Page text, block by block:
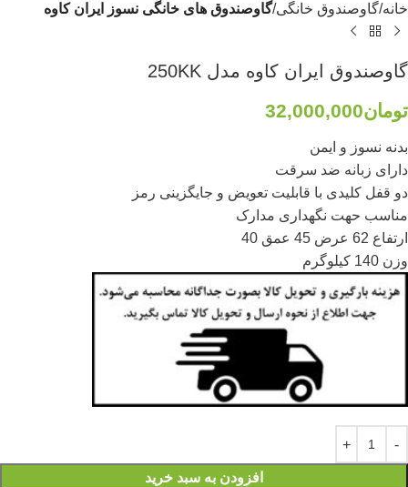
خانه گاوصندوق خانگی گاوصندوق های خانگی نسوز ایران کاوه
گاوصندوق ایران کاوه مدل 250KK
تومان32,000,000
بدنه نسوز و ایمن
دارای زبانه ضد سرقت
دو قفل کلیدی با قابلیت تعویض و جایگزینی رمز
مناسب حهت نگهداری مدارک
ارتفاع 62 عرض 45 عمق 40
وزن 140 کیلوگرم
افزودن به سبد خرید